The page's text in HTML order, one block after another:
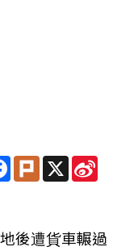
Facebook
PlurkX
後遭貨車輾過